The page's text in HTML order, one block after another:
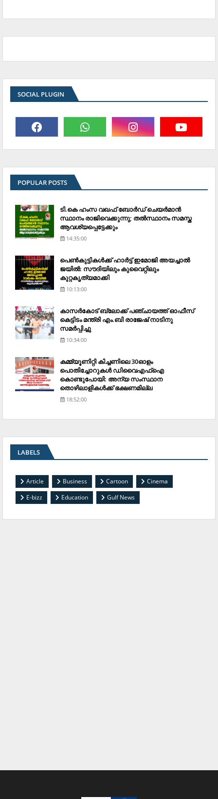
SOCIAL PLUGIN
POPULAR POSTS
ടി.കെ ഹംസ വഖഫ് ബോര്‍ഡ് ചെയര്‍മാന്‍
സ്ഥാനം രാജിവെക്കുന്നു; തല്‍സ്ഥാനം സമസ്ത
ആവശ്യപ്പെട്ടേക്കും
14:35:00
പെണ്‍കുട്ടികള്‍ക്ക് ഹാര്‍ട്ട് ഇമോജി അയച്ചാല്‍
ജയില്‍: സൗദിയിലും കുവൈറ്റിലും
കുറ്റകൃത്യമാക്കി
10:13:00
കാസര്‍കോട് ബ്ലോക്ക് പഞ്ചായത്ത് ഓഫീസ്
കെട്ടിടം മന്ത്രി എം.ബി രാജേഷ് നാടിനു
സമര്‍പ്പിച്ചു
10:34:00
കമ്മ്യൂണിറ്റി കിച്ചണിലെ 30ഓളം
പൊതിച്ചോറുകള്‍ ഡിവൈഎഫ്‌ഐ
കൊണ്ടുപോയി: അന്യ സംസ്ഥാന
തൊഴിലാളികള്‍ക്ക് ഭക്ഷണമില്ല
18:52:00
LABELS
Article Business Cartoon
Cinema
E-bizz
Education Gulf News